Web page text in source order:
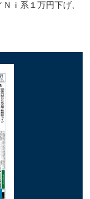
ｉ系１万円下げ、